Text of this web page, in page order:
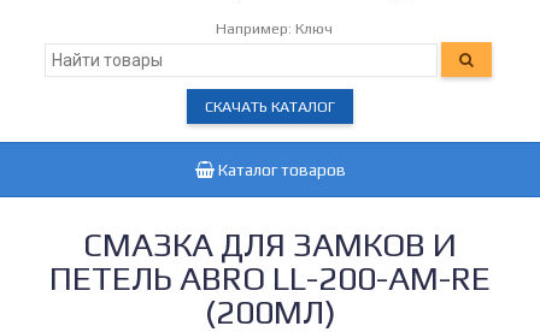
Например: Ключ
СКАЧАТЬ КАТАЛОГ
Каталог товаров
СМАЗКА ДЛЯ ЗАМКОВ И
ПЕТЕЛЬ ABRO LL-200-AM-RE
(200МЛ)